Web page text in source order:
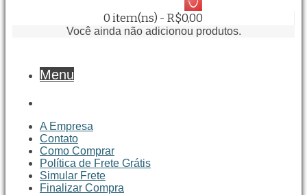
0 item(ns) - R$0,00
Você ainda não adicionou produtos.
Menu
A Empresa
Contato
Como Comprar
Política de Frete Grátis
Simular Frete
Finalizar Compra